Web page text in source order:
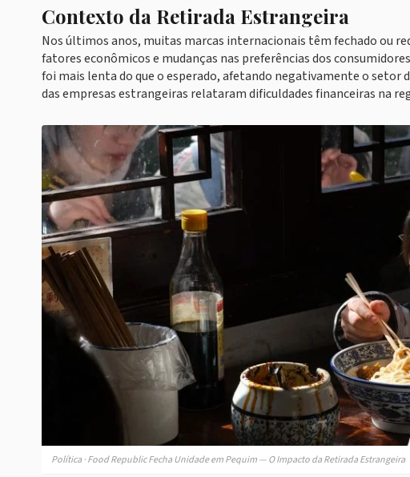
Contexto da Retirada Estrangeira
Nos últimos anos, muitas marcas internacionais têm fechado ou
fatores econômicos e mudanças nas preferências dos
foi mais lenta do que o esperado, afetando negativamente o setor
das empresas estrangeiras relataram dificuldades financeiras na
Política · Food Republic Fecha Unidade em Pequim — O Impacto da Retirada Estrangeira